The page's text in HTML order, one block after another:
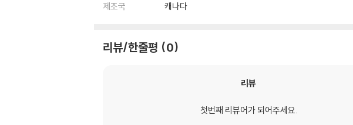
제조국
캐나다
리뷰/한줄평 0
리뷰
첫번째 리뷰어가 되어주세요.